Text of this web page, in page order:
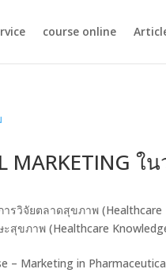
course online
ใน
ารวิจัยตลาดสุขภาพ (Healthcare
สุขภาพ (Healthcare
– Marketing in